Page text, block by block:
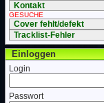
Kontakt
GESUCHE
Cover fehlt/defekt
Tracklist-Fehler
Einloggen
Login
Passwort